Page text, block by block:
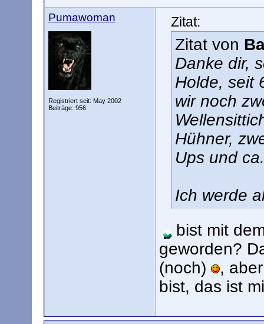
Pumawoman
Registriert seit: May 2002
Beiträge: 956
Zitat:
Zitat von
Danke dir,
Holde, seit
wir noch
Hühner,
Ups und
Ich werde
bist mit
geworden?
(noch)
,
bist, das ist